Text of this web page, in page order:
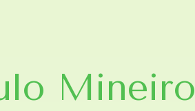
Mineiro